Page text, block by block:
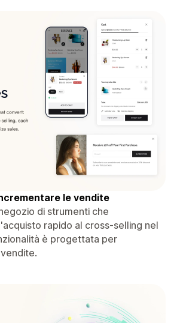
le vendite
di strumenti che
rapido al cross-selling nel
è progettata per